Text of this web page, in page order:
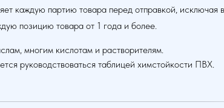
каждую партию товара перед отправкой, исключая
позицию товара от 1 года и более.
многим кислотам и растворителям.
руководствоваться таблицей химстойкости ПВХ.